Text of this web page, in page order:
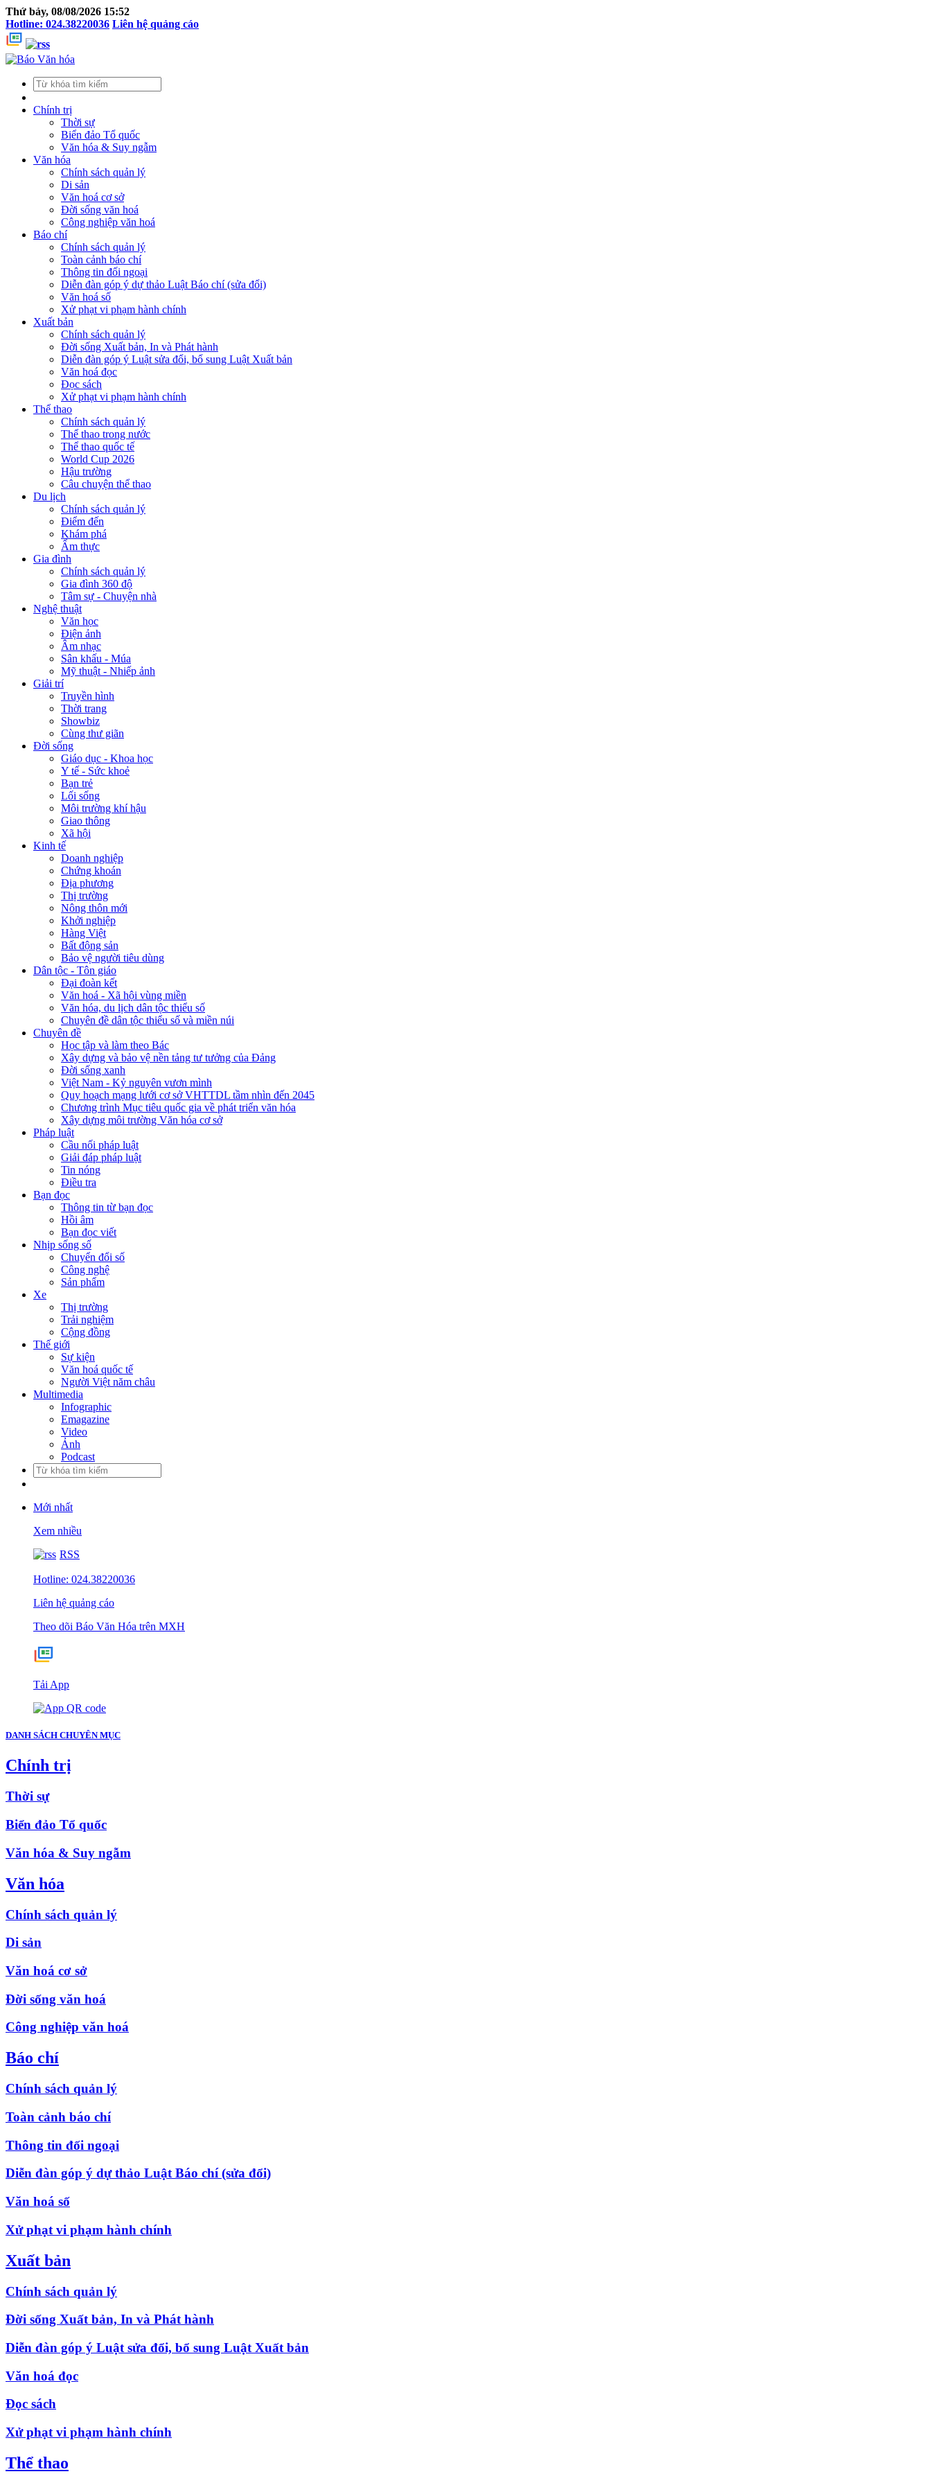
Thứ bảy, 08/08/2026 15:52
Hotline: 024.38220036 Liên hệ quảng cáo
Chính trị
Thời sự
Biển đảo Tổ quốc
Văn hóa & Suy ngẫm
Văn hóa
Chính sách quản lý
Di sản
Văn hoá cơ sở
Đời sống văn hoá
Công nghiệp văn hoá
Báo chí
Chính sách quản lý
Toàn cảnh báo chí
Thông tin đối ngoại
Diễn đàn góp ý dự thảo Luật Báo chí (sửa đổi)
Văn hoá số
Xử phạt vi phạm hành chính
Xuất bản
Chính sách quản lý
Đời sống Xuất bản, In và Phát hành
Diễn đàn góp ý Luật sửa đổi, bổ sung Luật Xuất bản
Văn hoá đọc
Đọc sách
Xử phạt vi phạm hành chính
Thể thao
Chính sách quản lý
Thể thao trong nước
Thể thao quốc tế
World Cup 2026
Hậu trường
Câu chuyện thể thao
Du lịch
Chính sách quản lý
Điểm đến
Khám phá
Ẩm thực
Gia đình
Chính sách quản lý
Gia đình 360 độ
Tâm sự - Chuyện nhà
Nghệ thuật
Văn học
Điện ảnh
Âm nhạc
Sân khấu - Múa
Mỹ thuật - Nhiếp ảnh
Giải trí
Truyền hình
Thời trang
Showbiz
Cùng thư giãn
Đời sống
Giáo dục - Khoa học
Y tế - Sức khoẻ
Bạn trẻ
Lối sống
Môi trường khí hậu
Giao thông
Xã hội
Kinh tế
Doanh nghiệp
Chứng khoán
Địa phương
Thị trường
Nông thôn mới
Khởi nghiệp
Hàng Việt
Bất động sản
Bảo vệ người tiêu dùng
Dân tộc - Tôn giáo
Đại đoàn kết
Văn hoá - Xã hội vùng miền
Văn hóa, du lịch dân tộc thiểu số
Chuyên đề dân tộc thiểu số và miền núi
Chuyên đề
Học tập và làm theo Bác
Xây dựng và bảo vệ nền tảng tư tưởng của Đảng
Đời sống xanh
Việt Nam - Kỷ nguyên vươn mình
Quy hoạch mạng lưới cơ sở VHTTDL tầm nhìn đến 2045
Chương trình Mục tiêu quốc gia về phát triển văn hóa
Xây dựng môi trường Văn hóa cơ sở
Pháp luật
Cầu nối pháp luật
Giải đáp pháp luật
Tin nóng
Điều tra
Bạn đọc
Thông tin từ bạn đọc
Hồi âm
Bạn đọc viết
Nhịp sống số
Chuyển đổi số
Công nghệ
Sản phẩm
Xe
Thị trường
Trải nghiệm
Cộng đồng
Thế giới
Sự kiện
Văn hoá quốc tế
Người Việt năm châu
Multimedia
Infographic
Emagazine
Video
Ảnh
Podcast
Mới nhất
Xem nhiều
RSS
Hotline: 024.38220036
Liên hệ quảng cáo
Theo dõi Báo Văn Hóa trên MXH
Tải App
DANH SÁCH CHUYÊN MỤC
Chính trị
Thời sự
Biển đảo Tổ quốc
Văn hóa & Suy ngẫm
Văn hóa
Chính sách quản lý
Di sản
Văn hoá cơ sở
Đời sống văn hoá
Công nghiệp văn hoá
Báo chí
Chính sách quản lý
Toàn cảnh báo chí
Thông tin đối ngoại
Diễn đàn góp ý dự thảo Luật Báo chí (sửa đổi)
Văn hoá số
Xử phạt vi phạm hành chính
Xuất bản
Chính sách quản lý
Đời sống Xuất bản, In và Phát hành
Diễn đàn góp ý Luật sửa đổi, bổ sung Luật Xuất bản
Văn hoá đọc
Đọc sách
Xử phạt vi phạm hành chính
Thể thao